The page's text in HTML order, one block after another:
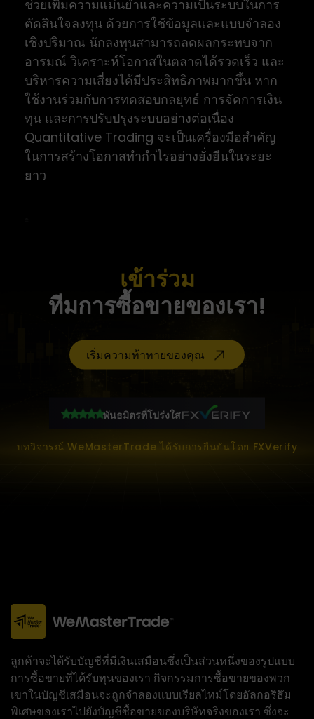
ช่วยเพิ่มความแม่นยำและความเป็นระบบในการ
ตัดสินใจลงทุน ด้วยการใช้ข้อมูลและแบบจำลอง
เชิงปริมาณ นักลงทุนสามารถลดผลกระทบจาก
อารมณ์ วิเคราะห์โอกาสในตลาดได้รวดเร็ว และ
บริหารความเสี่ยงได้มีประสิทธิภาพมากขึ้น หาก
ใช้งานร่วมกับการทดสอบกลยุทธ์ การจัดการเงิน
ทุน และการปรับปรุงระบบอย่างต่อเนื่อง
Quantitative Trading จะเป็นเครื่องมือสำคัญ
ในการสร้างโอกาสทำกำไรอย่างยั่งยืนในระยะ
ยาว
เข้าร่วม
ทีมการซื้อขายของเรา!
เริ่มความท้าทายของคุณ
พันธมิตรที่โปร่งใส
บทวิจารณ์ WeMasterTrade ได้รับการยืนยันโดย FXVerify
ลูกค้าจะได้รับบัญชีที่มีเงินเสมือนซึ่งเป็นส่วนหนึ่งของรูปแบบ
การซื้อขายที่ได้รับทุนของเรา กิจกรรมการซื้อขายของพวก
เขาในบัญชีเสมือนจะถูกจำลองแบบเรียลไทม์โดยอัลกอริธึม
พิเศษของเราไปยังบัญชีซื้อขายของบริษัทจริงของเรา ซึ่งจะ